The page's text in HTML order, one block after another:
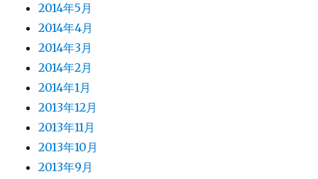
2014年5月
2014年4月
2014年3月
2014年2月
2014年1月
2013年12月
2013年11月
2013年10月
2013年9月